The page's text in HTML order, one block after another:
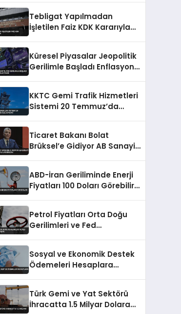
Tebligat Yapılmadan
İşletilen Faiz KDK Kararıyla
Küresel Piyasalar Jeopolitik
Gerilimle Başladı Enflasyon
KKTC Gemi Trafik Hizmetleri
Sistemi 20 Temmuz’da
Ticaret Bakanı Bolat
Brüksel’e Gidiyor AB Sanayi
ABD-İran Geriliminde Enerji
Fiyatları 100 Doları Görebilir
Petrol Fiyatları Orta Doğu
Gerilimleri ve Fed
Sosyal ve Ekonomik Destek
Ödemeleri Hesaplara
Türk Gemi ve Yat Sektörü
İhracatta 1.5 Milyar Dolara